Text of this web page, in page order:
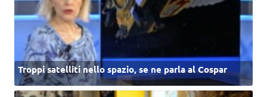
Troppi satelliti nello spazio, se ne parla al Cospar